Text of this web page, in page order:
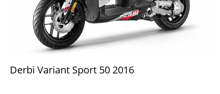
Derbi Variant Sport 50 2016